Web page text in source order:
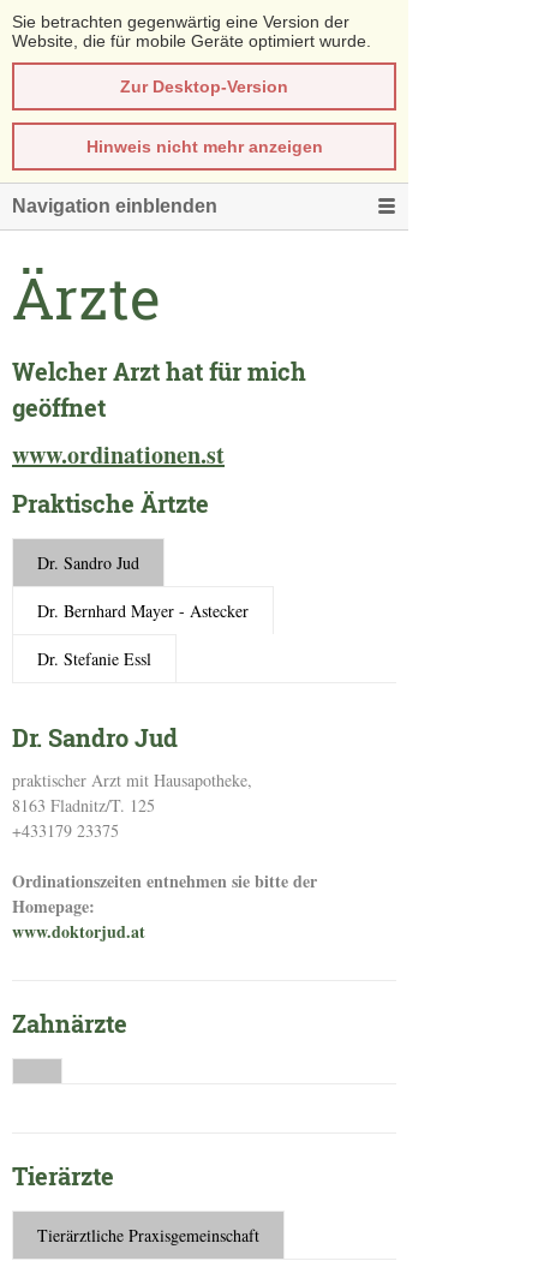
Sie betrachten gegenwärtig eine Version der
Website, die für mobile Geräte optimiert wurde.
Zur Desktop-Version
Hinweis nicht mehr anzeigen
Navigation einblenden
Ärzte
Welcher Arzt hat für mich
geöffnet
www.ordinationen.st
Praktische Ärtzte
Dr. Sandro Jud
Dr. Bernhard Mayer - Astecker
Dr. Stefanie Essl
Dr. Sandro Jud
praktischer Arzt mit Hausapotheke,
8163 Fladnitz/T. 125
+433179 23375
Ordinationszeiten entnehmen sie bitte der
Homepage:
www.doktorjud.at
Zahnärzte
Tierärzte
Tierärztliche Praxisgemeinschaft